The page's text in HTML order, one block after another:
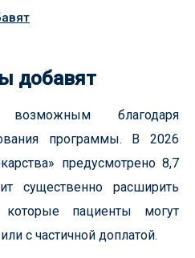
добавят
благодаря
программы. В 2026
предусмотрено 8,7
существенно расширить
которые пациенты могут
с частичной доплатой.